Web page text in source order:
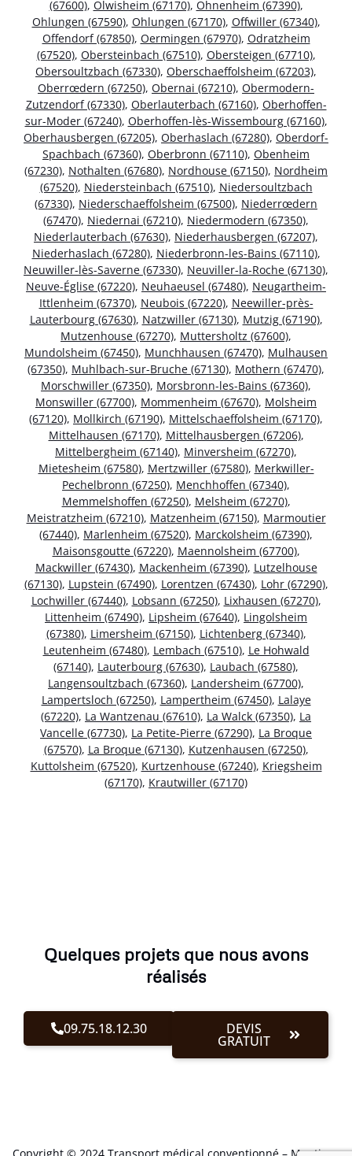
(67600), Olwisheim (67170), Ohnenheim (67390),
Ohlungen (67590), Ohlungen (67170), Offwiller (67340),
Offendorf (67850), Oermingen (67970), Odratzheim
(67520), Obersteinbach (67510), Obersteigen (67710),
Obersoultzbach (67330), Oberschaeffolsheim (67203),
Oberrœdern (67250), Obernai (67210), Obermodern-
Zutzendorf (67330), Oberlauterbach (67160), Oberhoffen-
sur-Moder (67240), Oberhoffen-lès-Wissembourg (67160),
Oberhausbergen (67205), Oberhaslach (67280), Oberdorf-
Spachbach (67360), Oberbronn (67110), Obenheim
(67230), Nothalten (67680), Nordhouse (67150), Nordheim
(67520), Niedersteinbach (67510), Niedersoultzbach
(67330), Niederschaeffolsheim (67500), Niederrœdern
(67470), Niedernai (67210), Niedermodern (67350),
Niederlauterbach (67630), Niederhausbergen (67207),
Niederhaslach (67280), Niederbronn-les-Bains (67110),
Neuwiller-lès-Saverne (67330), Neuviller-la-Roche (67130),
Neuve-Église (67220), Neuhaeusel (67480), Neugartheim-
Ittlenheim (67370), Neubois (67220), Neewiller-près-
Lauterbourg (67630), Natzwiller (67130), Mutzig (67190),
Mutzenhouse (67270), Muttersholtz (67600),
Mundolsheim (67450), Munchhausen (67470), Mulhausen
(67350), Muhlbach-sur-Bruche (67130), Mothern (67470),
Morschwiller (67350), Morsbronn-les-Bains (67360),
Monswiller (67700), Mommenheim (67670), Molsheim
(67120), Mollkirch (67190), Mittelschaeffolsheim (67170),
Mittelhausen (67170), Mittelhausbergen (67206),
Mittelbergheim (67140), Minversheim (67270),
Mietesheim (67580), Mertzwiller (67580), Merkwiller-
Pechelbronn (67250), Menchhoffen (67340),
Memmelshoffen (67250), Melsheim (67270),
Meistratzheim (67210), Matzenheim (67150), Marmoutier
(67440), Marlenheim (67520), Marckolsheim (67390),
Maisonsgoutte (67220), Maennolsheim (67700),
Mackwiller (67430), Mackenheim (67390), Lutzelhouse
(67130), Lupstein (67490), Lorentzen (67430), Lohr (67290),
Lochwiller (67440), Lobsann (67250), Lixhausen (67270),
Littenheim (67490), Lipsheim (67640), Lingolsheim
(67380), Limersheim (67150), Lichtenberg (67340),
Leutenheim (67480), Lembach (67510), Le Hohwald
(67140), Lauterbourg (67630), Laubach (67580),
Langensoultzbach (67360), Landersheim (67700),
Lampertsloch (67250), Lampertheim (67450), Lalaye
(67220), La Wantzenau (67610), La Walck (67350), La
Vancelle (67730), La Petite-Pierre (67290), La Broque
(67570), La Broque (67130), Kutzenhausen (67250),
Kuttolsheim (67520), Kurtzenhouse (67240), Kriegsheim
(67170), Krautwiller (67170)
Quelques projets que nous avons
réalisés
09.75.18.12.30 DEVIS
GRATUIT